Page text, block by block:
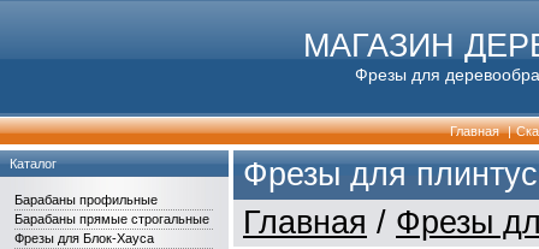
МАГАЗИН
Фрезы для
Главная |
Каталог
Барабаны профильные
Барабаны прямые строгальные
Фрезы для Блок-Хауса
Фрезы для
Главная / Фрезы